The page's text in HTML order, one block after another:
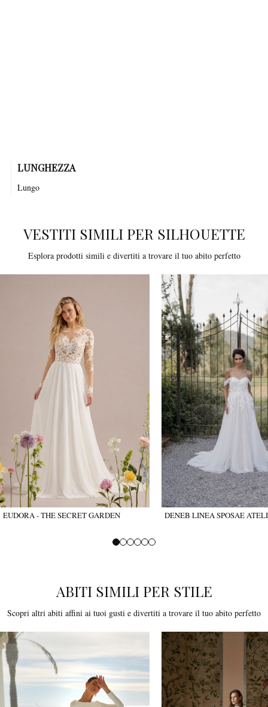
LUNGHEZZA
Lungo
VESTITI SIMILI PER SILHOUETTE
Esplora prodotti simili e divertiti a trovare il tuo abito perfetto
EUDORA - THE SECRET GARDEN DENEB LINEA SPOSAE
ABITI SIMILI PER STILE
Scopri altri abiti affini ai tuoi gusti e divertiti a trovare il tuo abito perfetto